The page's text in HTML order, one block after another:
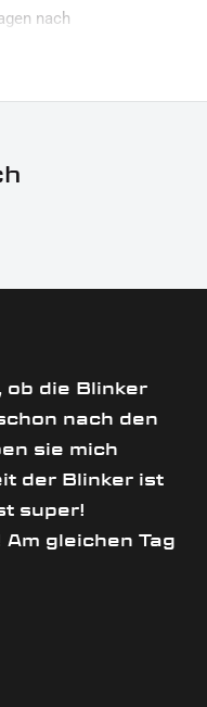
nach
Sie, dass an
ob die Blinker
nach den
sie mich
der Blinker ist
super!
gleichen Tag